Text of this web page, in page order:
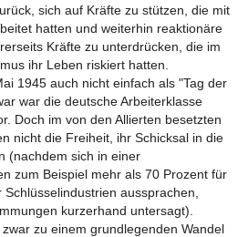
sich auf Kräfte zu stützen, die mit
hatten und weiterhin reaktionäre
Kräfte zu unterdrücken, die im
ihr Leben riskiert hatten.
1945 auch nicht einfach als "Tag der
war die deutsche Arbeiterklasse
Doch im von den Allierten besetzten
nicht die Freiheit, ihr Schicksal in die
(nachdem sich in einer
zum Beispiel mehr als 70 Prozent für
aussprachen,
kurzerhand untersagt).
zu einem grundlegenden Wandel